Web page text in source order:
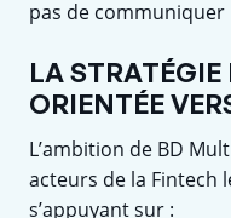
pas de communiquer
LA
ORIENTÉE
L’ambition de BD
acteurs de la Fintech
s’appuyant sur :